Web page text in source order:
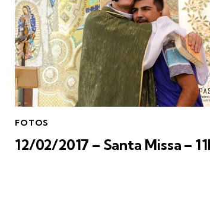
FOTOS
12/02/2017 – Santa Missa –